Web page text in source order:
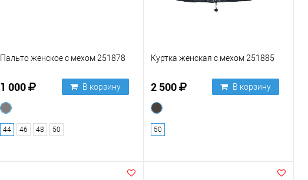
Пальто женское с мехом 251878
1 000 В корзину
44 46 48 50
Куртка женская с мехом 251885
2 500 В корзину
50